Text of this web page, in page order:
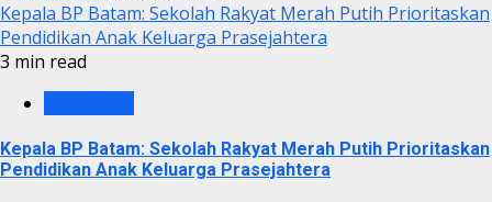
Kepala BP Batam: Sekolah Rakyat Merah Putih Prioritaskan
Pendidikan Anak Keluarga Prasejahtera
3 min read
Kepala BP Batam: Sekolah Rakyat Merah Putih Prioritaskan
Pendidikan Anak Keluarga Prasejahtera